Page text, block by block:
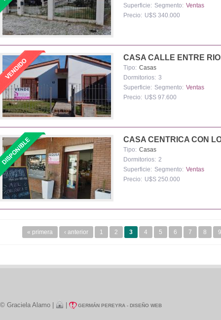
Superficie: Segmento: Ventas
Precio: U$S 340.000
CASA CALLE ENTRE
Tipo: Casas
Dormitorios: 3
Superficie: Segmento: Ventas
Precio: U$S 97.600
CASA CENTRICA CON
Tipo: Casas
Dormitorios: 2
Superficie: Segmento: Ventas
Precio: U$S 250.000
Páginas
« primera ‹ anterior 1 2 3 4 5 6 7 8 9
© Graciela Alamo | GERMÁN PEREYRA - DISEÑO WEB